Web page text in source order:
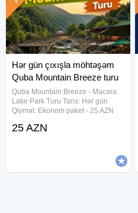
Hər gün çıxışla möhtəşəm
Quba Mountain Breeze turu
Quba Mountain Breeze - Macara
Lake Park Turu Tarix: Hər gün
Qiymət: Ekonom paket - 25 AZN
daxildir: • Nəqliyyat xidməti •
25 AZN